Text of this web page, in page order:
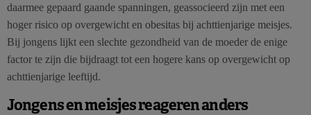
daarmee gepaard gaande spanningen, geassocieerd zijn met een
hoger risico op overgewicht en obesitas bij achttienjarige meisjes.
Bij jongens lijkt een slechte gezondheid van de moeder de enige
factor te zijn die bijdraagt tot een hogere kans op overgewicht op
achttienjarige leeftijd.
Jongens en meisjes reageren anders